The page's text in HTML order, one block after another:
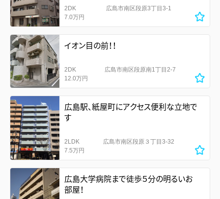
2DK
7.0万円
広島市南区段原3丁目3-1
イオン目の前！！
2DK
12.0万円
広島市南区段原南1丁目2-7
広島駅、紙屋町にアクセス便利な立地で
す
2LDK
7.5万円
広島市南区段原３丁目3-32
広島大学病院まで徒歩５分の明るいお
部屋！